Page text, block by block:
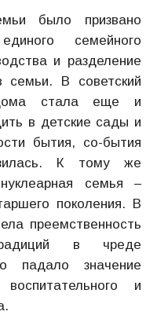
было призвано
семейного
и разделение
семьи. В советский
стала еще и
в детские сады и
бытия, со-бытия
К тому же
семья –
поколения. В
преемственность
в чреде
падало значение
и